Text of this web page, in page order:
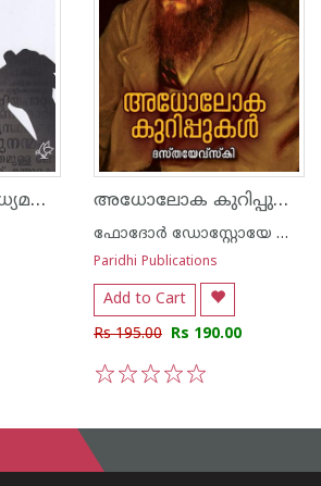
ഒരു നിഷ്പക്ഷ മാധ്യമപ്രവർത്തകന്റെ മരണമൊഴികൾ അധോലോക കുറിപ്പുകൾ
ഫോദോര്‍ ഡോസ്റ്റോയേ ഫ്സ്കി
Paridhi Publications
Add to Cart
Rs 195.00 Rs 190.00